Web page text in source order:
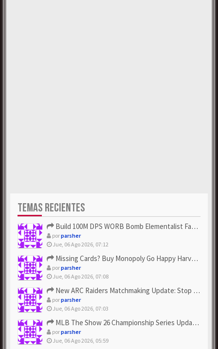
TEMAS RECIENTES
Build 100M DPS WORB Bomb Elementalist Fast - Grab POE Curren...
porparsher
Jue, 06 Ago 2026, 07:12
Missing Cards? Buy Monopoly Go Happy Harvest with Looney Tun...
porparsher
Jue, 06 Ago 2026, 07:08
New ARC Raiders Matchmaking Update: Stop Failed - Grab Bluep...
porparsher
Jue, 06 Ago 2026, 07:03
MLB The Show 26 Championship Series Update! Get Cheap & ...
porparsher
Jue, 06 Ago 2026, 05:59